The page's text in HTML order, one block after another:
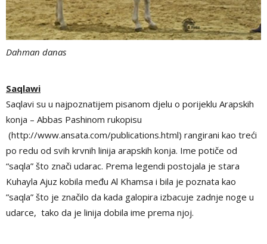
Dahman danas
Saqlawi
Saqlavi su u najpoznatijem pisanom djelu o porijeklu Arapskih
konja – Abbas Pashinom rukopisu
(http://www.ansata.com/publications.html) rangirani kao treći
po redu od svih krvnih linija arapskih konja. Ime potiče od
“saqla” što znači udarac. Prema legendi postojala je stara
Kuhayla Ajuz kobila među Al Khamsa i bila je poznata kao
”saqla” što je značilo da kada galopira izbacuje zadnje noge u
udarce, tako da je linija dobila ime prema njoj.